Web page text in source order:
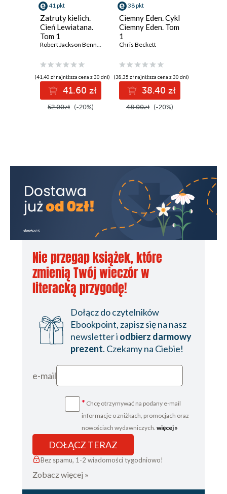
41 pkt
Zatruty kielich.
Cień Lewiatana.
Tom 1
Robert Jackson Bennett
(41,40 zł najniższa cena z 30 dni)
41.60 zł
52.00zł (-20%)
38 pkt
Ciemny Eden. Cykl
Ciemny Eden. Tom
1
Chris Beckett
(38,35 zł najniższa cena z 30 dni)
38.40 zł
48.00zł (-20%)
Nie przegap książek, które
zmienią Twój wieczór w
literacką przygodę!
Dołącz do czytelników
Ebookpoint, zapisz się na nasz
newsletter i odbierz darmowy
prezent. Czekamy na Ciebie!
e-mail
* Chcę otrzymywać na podany e-mail
informacje o zniżkach, promocjach oraz
nowościach wydawniczych. więcej »
DOŁĄCZ TERAZ
Bez spamu, 1-2 wiadomości tygodniowo!
Zobacz więcej »